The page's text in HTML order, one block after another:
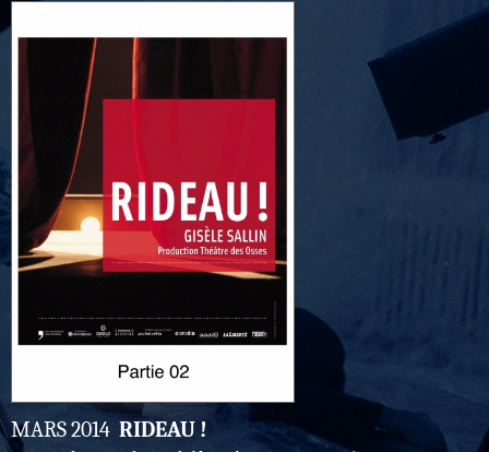
MARS 2014 RIDEAU !